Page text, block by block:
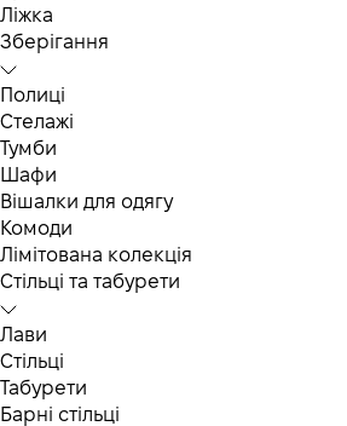
Ліжка
Зберігання
Полиці
Стелажі
Тумби
Шафи
Вішалки для одягу
Комоди
Лімітована колекція
Стільці та табурети
Лави
Стільці
Табурети
Барні стільці